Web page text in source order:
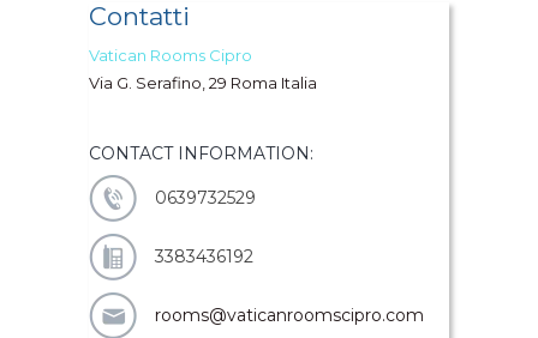
Contatti
Vatican Rooms Cipro
Via G. Serafino, 29 Roma Italia
CONTACT INFORMATION:
0639732529
3383436192
rooms@vaticanroomscipro.com